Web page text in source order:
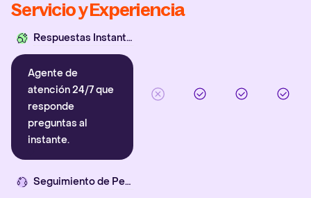
Servicio y Experiencia
Respuestas Instantáneas
Agente de
atención 24/7 que
responde
preguntas al
instante.
Seguimiento de Pedidos